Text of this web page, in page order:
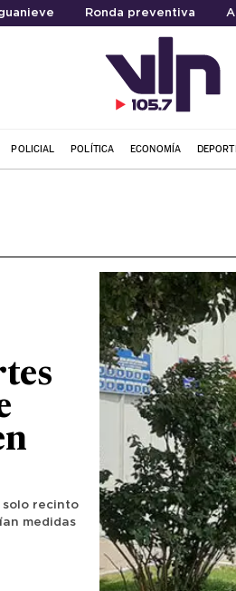
Ronda preventiva
POLICIAL POLÍTICA ECONOMÍA
solo recinto
medidas